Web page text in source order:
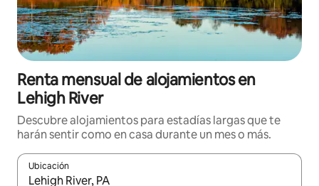
Renta mensual de alojamientos en
Lehigh River
Descubre alojamientos para estadías largas que te
harán sentir como en casa durante un mes o más.
Ubicación
Cuando los resultados estén disponibles, navega con las